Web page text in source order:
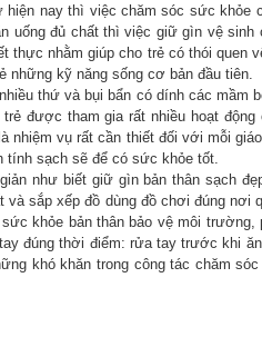
nay thì việc chăm sóc sức khỏe
uống đủ chất thì việc giữ gìn vệ
thực nhằm giúp cho trẻ có thói quen
những kỹ năng sống cơ bản đầu tiên.
thứ và bụi bẩn có dính các mầm
được tham gia rất nhiều hoạt
nhiệm vụ rất cần thiết đối với mỗi
tính sạch sẽ để có sức khỏe tốt.
như biết giữ gìn bản thân sạch
sắp xếp đồ dùng đồ chơi đúng nơi
khỏe bản thân bảo vệ môi
đúng thời điểm: rửa tay trước khi
khó khăn trong công tác chăm